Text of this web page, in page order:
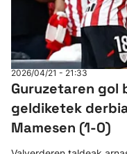
2026/04/21 - 21:33
Guruzetaren gol
geldiketek
Mamesen (1-0)